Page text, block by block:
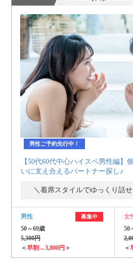
男性ご予約先行中！
【50代60代中心ハイスペ男性編】
いに支え合えるパートナー探し♪
男性 募集中
50～69歳
5,300円
＜早割→3,800円 ＞
女
50
＜